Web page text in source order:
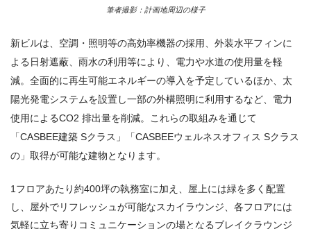
筆者撮影：計画地周辺の様子
新ビルは、空調・照明等の高効率機器の採用、外装水平フィンに
よる日射遮蔽、雨水の利用等により、電力や水道の使用量を軽
減。全面的に再生可能エネルギーの導入を予定しているほか、太
陽光発電システムを設置し一部の外構照明に利用するなど、電力
使用によるCO2 排出量を削減。これらの取組みを通じて
「CASBEE建築 Sクラス」「CASBEEウェルネスオフィス Sクラス
の」取得が可能な建物となります。
1フロアあたり約400坪の執務室に加え、屋上には緑を多く配置
し、屋外でリフレッシュが可能なスカイラウンジ、各フロアには
気軽に立ち寄りコミュニケーションの場となるブレイクラウンジ